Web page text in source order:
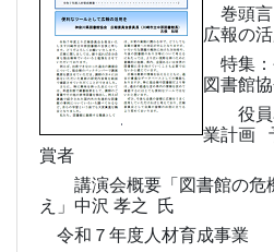
巻頭言
広報の
特集
図書館
役員
業計画
賞者
講演会概要「図書館の危
え」中沢 孝之 氏
令和７年度人材育成事業